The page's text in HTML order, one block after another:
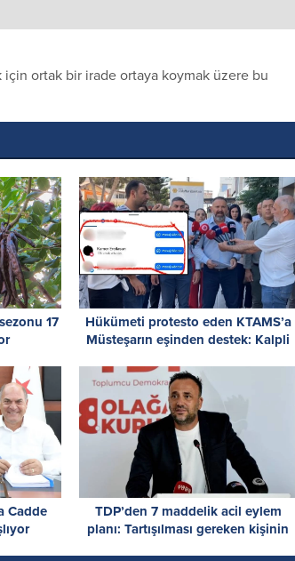
ortak bir irade ortaya koymak üzere bu
17
Hükümeti protesto eden KTAMS’a
Müsteşarın eşinden destek: Kalpli
Cadde
TDP’den 7 maddelik acil eylem
planı: Tartışılması gereken kişinin